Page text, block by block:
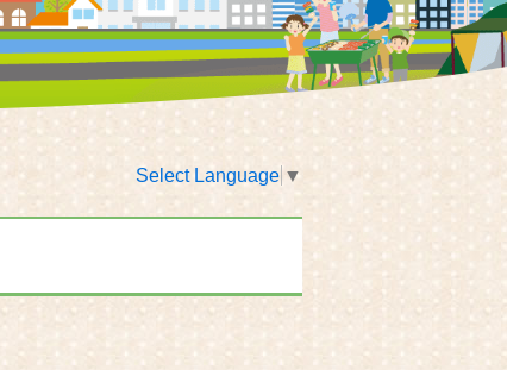
Select Language ▼